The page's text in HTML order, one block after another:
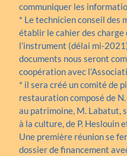
communiquer les
* Le technicien conseil des
établir le cahier des
l’instrument (délai mi-
documents nous seront
coopération avec
* il sera créé un comité de
restauration composé de
au patrimoine, M. Labatut,
à la culture, de P. Heslouin
Une première réunion se
dossier de financement